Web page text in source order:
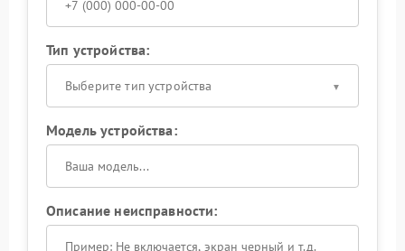
Тип устройства:
Выберите тип устройства
Модель устройства:
Описание неисправности: